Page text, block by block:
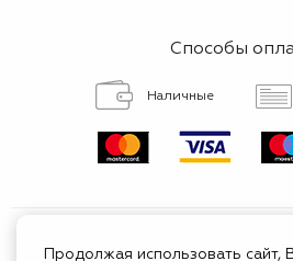
Способы
Наличные
Продолжая использовать сайт,